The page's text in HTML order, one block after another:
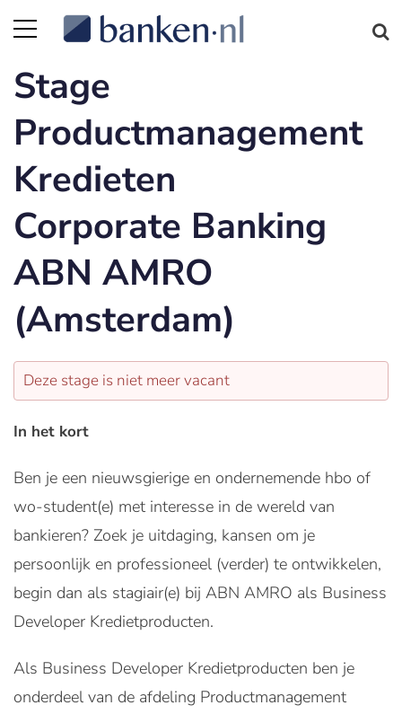
Stage
Productmanagement
Kredieten
Corporate Banking
ABN AMRO
(Amsterdam)
Deze stage is niet meer vacant
In het kort
Ben je een nieuwsgierige en ondernemende hbo of
wo-student(e) met interesse in de wereld van
bankieren? Zoek je uitdaging, kansen om je
persoonlijk en professioneel (verder) te ontwikkelen,
begin dan als stagiair(e) bij ABN AMRO als Business
Developer Kredietproducten.
Als Business Developer Kredietproducten ben je
onderdeel van de afdeling Productmanagement